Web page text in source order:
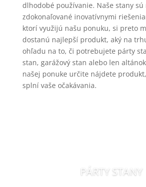
dlhodobé používanie. Naše stany sú
zdokonaľované inovatívnymi
ktorí využijú našu ponuku, si preto
dostanú najlepší produkt, aký na
ohľadu na to, či potrebujete párty
stan, garážový stan alebo len
našej ponuke určite nájdete
splní vaše očakávania.
PÁRTY STANY